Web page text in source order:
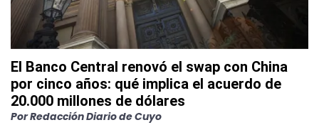
El Banco Central renovó el swap con China
por cinco años: qué implica el acuerdo de
20.000 millones de dólares
PorRedacción Diario de Cuyo